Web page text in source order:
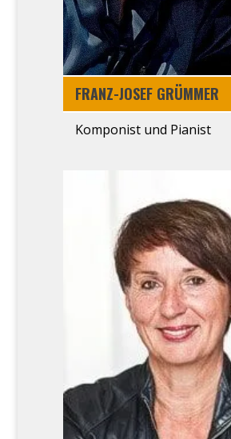
FRANZ-JOSEF GRÜM­MER
Kom­po­nist und Pia­nist